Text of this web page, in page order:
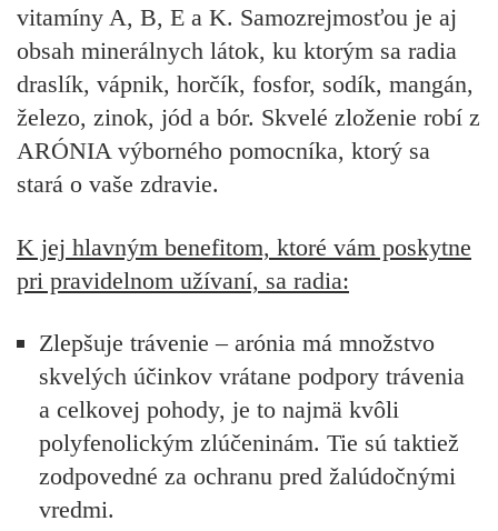
vitamíny A, B, E a K. Samozrejmosťou je aj
obsah minerálnych látok, ku ktorým sa radia
draslík, vápnik, horčík, fosfor, sodík, mangán,
železo, zinok, jód a bór. Skvelé zloženie robí z
ARÓNIA výborného pomocníka, ktorý sa
stará o vaše zdravie.
K jej hlavným benefitom, ktoré vám poskytne
pri pravidelnom užívaní, sa radia:
Zlepšuje trávenie – arónia má množstvo
skvelých účinkov vrátane podpory trávenia
a celkovej pohody, je to najmä kvôli
polyfenolickým zlúčeninám. Tie sú taktiež
zodpovedné za ochranu pred žalúdočnými
vredmi.